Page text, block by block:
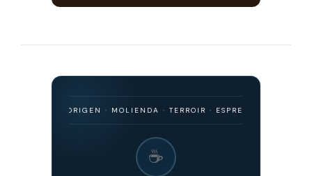
· ORIGEN · MOLIENDA · TERROIR · ESPRESSO · FILTRADO ·
☕